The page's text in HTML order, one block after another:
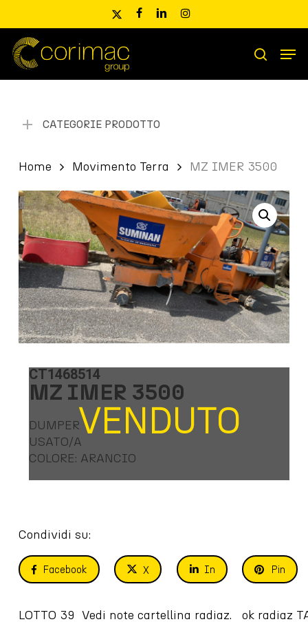
main
content
x-
facebooklinkedininstagram
Ricerca
prodotti
search
CATEGORIE PRODOTTO
Home Movimento Terra MZ IMER 3500
VENDUTO
CT1468514
MZ IMER 3500
DUMPER
USATO/A
COLORE: ARANCIO
Condividi su:
Facebook X In Pin
LOTTO 39  Vedi note cartellina radiaz.   ok radiaz